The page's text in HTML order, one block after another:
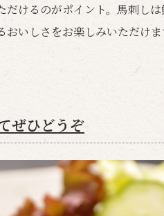
だけるのがポイント。馬刺し
いしさをお楽しみいただけま
ぜひどうぞ